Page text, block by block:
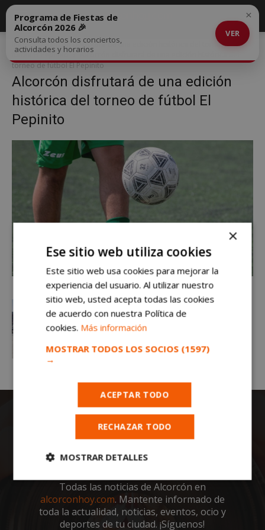
Inicio
Alcorcón disfrutará de una edición histórica del torneo de
fútbol El Pepinito
Alcorcón disfrutará de una edición histórica del
torneo de fútbol El Pepinito
Alcorcón disfrutará de una edición
histórica del torneo de fútbol El
Pepinito
Programa de Fiestas de
Alcorcón 2026 🎉
Consulta todos los conciertos,
actividades y horarios
VER
×
Todas las noticias de Alcorcón en
alcorconhoy.com. Mantente informado de
toda la actualidad, noticias, eventos, ocio y
deportes de tu ciudad. ¡Síguenos!
×
Ese sitio web utiliza cookies
Este sitio web usa cookies para mejorar la
experiencia del usuario. Al utilizar nuestro
sitio web, usted acepta todas las cookies
de acuerdo con nuestra Política de
cookies. Más información
MOSTRAR TODOS LOS SOCIOS (1597)
→
ACEPTAR TODO
RECHAZAR TODO
MOSTRAR DETALLES
Cookies
estrictamente
necesarias
Cookies de
rendimiento